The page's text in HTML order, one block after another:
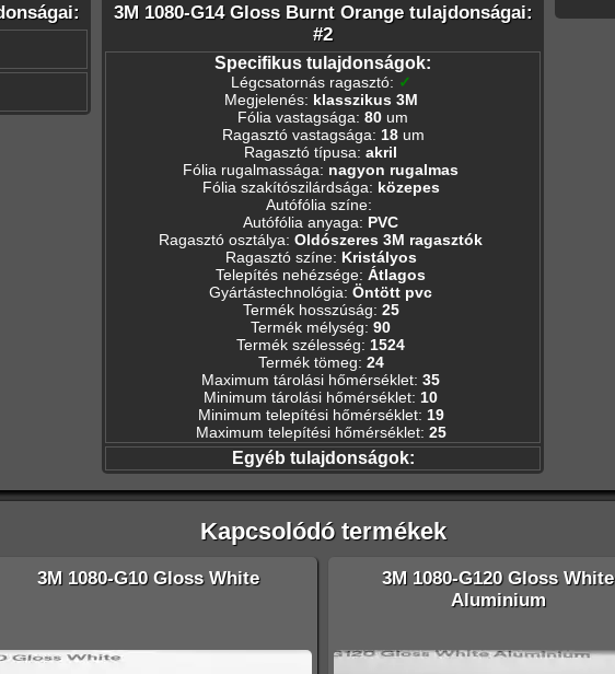
3M 1080-G14 Gloss Burnt Orange tulajdonságai:
#2
Specifikus tulajdonságok:
Légcsatornás ragasztó: ✓
Megjelenés: klasszikus 3M
Fólia vastagsága: 80 um
Ragasztó vastagsága: 18 um
Ragasztó típusa: akril
Fólia rugalmassága: nagyon rugalmas
Fólia szakítószilárdsága: közepes
Autófólia színe:
Autófólia anyaga: PVC
Ragasztó osztálya: Oldószeres 3M ragasztók
Ragasztó színe: Kristályos
Telepítés nehézsége: Átlagos
Gyártástechnológia: Öntött pvc
Termék hosszúság: 25
Termék mélység: 90
Termék szélesség: 1524
Termék tömeg: 24
Maximum tárolási hőmérséklet: 35
Minimum tárolási hőmérséklet: 10
Minimum telepítési hőmérséklet: 19
Maximum telepítési hőmérséklet: 25
Egyéb tulajdonságok:
Kapcsolódó termékek
3M 1080-G10 Gloss White
3M 1080-G120 Gloss White
Aluminium